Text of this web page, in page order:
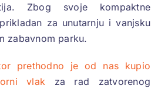
Zbog svoje kompaktne
za unutarnju i vanjsku
zabavnom parku.
prethodno je od nas kupio
vlak za rad zatvorenog